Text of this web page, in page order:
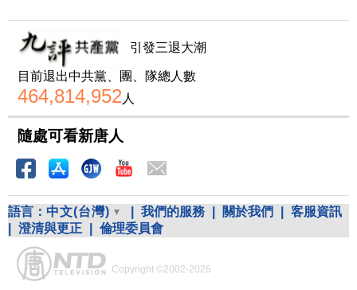
引發三退大潮
目前退出中共黨、團、隊總人數
464,814,952 人
隨處可看新唐人
語言： 中文(台灣) 我們的服務 關於我們
客服資訊
澄清與更正 倫理委員會
Copyright ©2002-2026